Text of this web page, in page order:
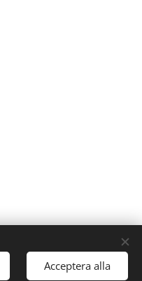
Acceptera alla